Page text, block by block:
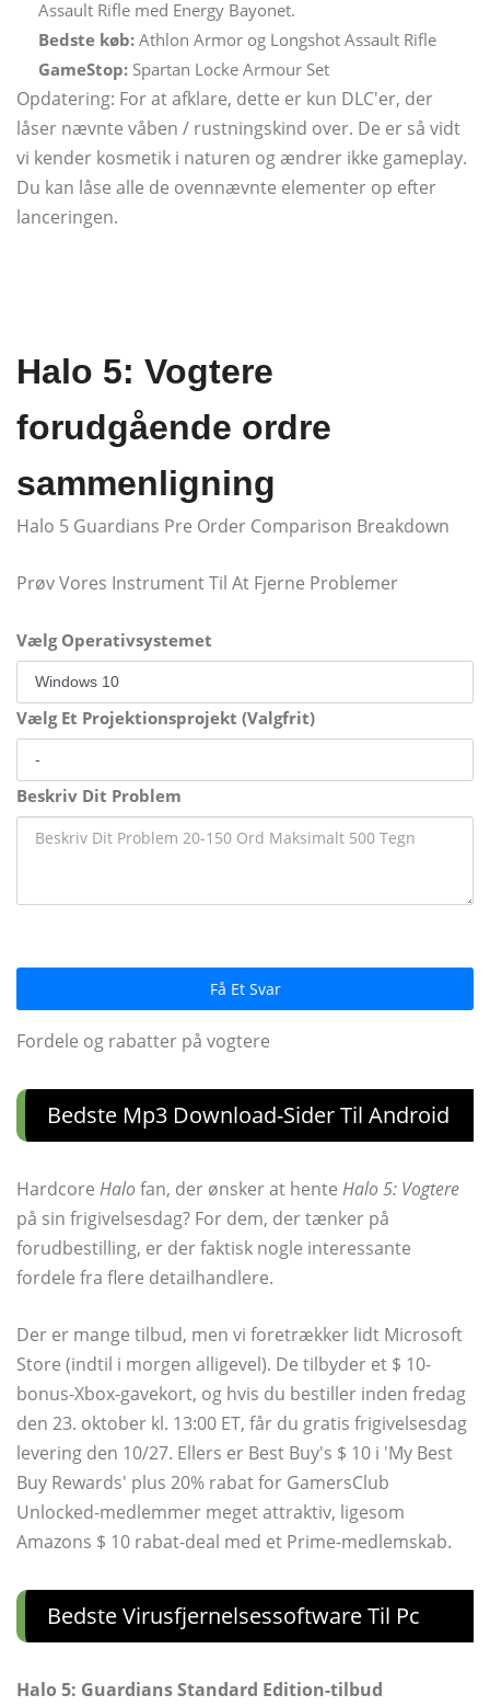
Assault Rifle med Energy Bayonet.
Bedste køb: Athlon Armor og Longshot Assault Rifle
GameStop: Spartan Locke Armour Set
Opdatering: For at afklare, dette er kun DLC'er, der
låser nævnte våben / rustningskind over. De er så vidt
vi kender kosmetik i naturen og ændrer ikke gameplay.
Du kan låse alle de ovennævnte elementer op efter
lanceringen.
Halo 5: Vogtere
forudgående ordre
sammenligning
Halo 5 Guardians Pre Order Comparison Breakdown
Prøv Vores Instrument Til At Fjerne Problemer
Vælg Operativsystemet
Vælg Et Projektionsprojekt (Valgfrit)
Beskriv Dit Problem
Få Et Svar
Fordele og rabatter på vogtere
Bedste Mp3 Download-Sider Til Android
Hardcore Halofan, der ønsker at hente Halo 5: Vogtere
på sin frigivelsesdag? For dem, der tænker på
forudbestilling, er der faktisk nogle interessante
fordele fra flere detailhandlere.
Der er mange tilbud, men vi foretrækker lidt Microsoft
Store (indtil i morgen alligevel). De tilbyder et $ 10-
bonus-Xbox-gavekort, og hvis du bestiller inden fredag ​​
den 23. oktober kl. 13:00 ET, får du gratis frigivelsesdag
levering den 10/27. Ellers er Best Buy's $ 10 i 'My Best
Buy Rewards' plus 20% rabat for GamersClub
Unlocked-medlemmer meget attraktiv, ligesom
Amazons $ 10 rabat-deal med et Prime-medlemskab.
Bedste Virusfjernelsessoftware Til Pc
Halo 5: Guardians Standard Edition-tilbud